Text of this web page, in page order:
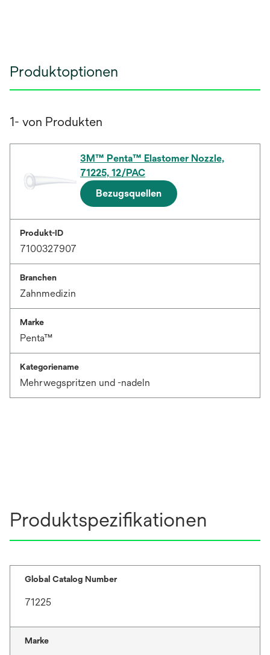
Produktoptionen
1- von Produkten
3M™ Penta™ Elastomer Nozzle,
71225, 12/PAC
Bezugsquellen
Produkt-ID
7100327907
Branchen
Zahnmedizin
Marke
Penta™
Kategoriename
Mehrwegspritzen und -nadeln
Produktspezifikationen
Global Catalog Number
71225
Marke